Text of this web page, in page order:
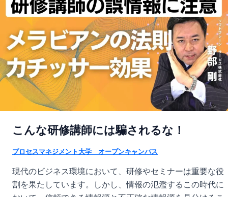
こんな研修講師には騙されるな！
プロセスマネジメント大学 オープンキャンパス
現代のビジネス環境において、研修やセミナーは重要な役
割を果たしています。しかし、情報の氾濫するこの時代に